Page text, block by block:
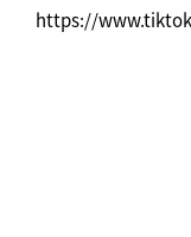
https://